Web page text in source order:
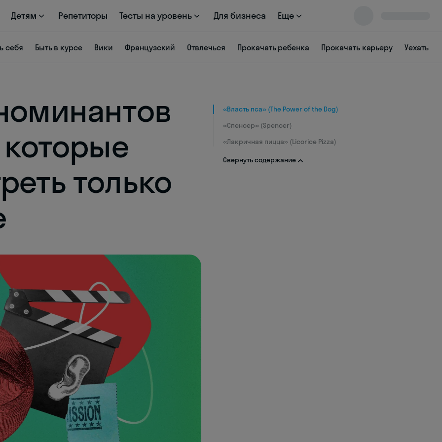
Детям Репетиторы Тесты на уровень Для бизнеса Еще
себя Быть в курсе Вики Французский Отвлечься Прокачать ребенка Прокачать карьеру Уехать
только
«Власть пса» (The Power of the Dog)
«Спенсер» (Spencer)
«Лакричная пицца» (Licorice Pizza)
Свернуть содержание